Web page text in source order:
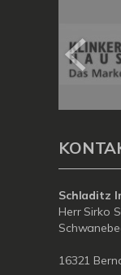
Schladitz
Herr Sirko
16321